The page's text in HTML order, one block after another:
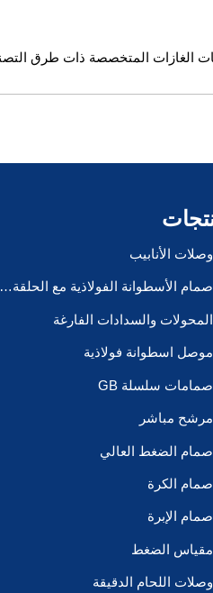
وصلات الأنابيب
صمام الأسطوانة الفولاذية مع الحلقة/السدادة
المحولات والسدادات الفارغة
موصل اسطوانة فولاذية
صمامات سلسلة GB
مرشح مباشر
صمام الضغط العالي
صمام الكرة
صمام الإبرة
مقياس الضغط
وصلات اللحام الدقيقة